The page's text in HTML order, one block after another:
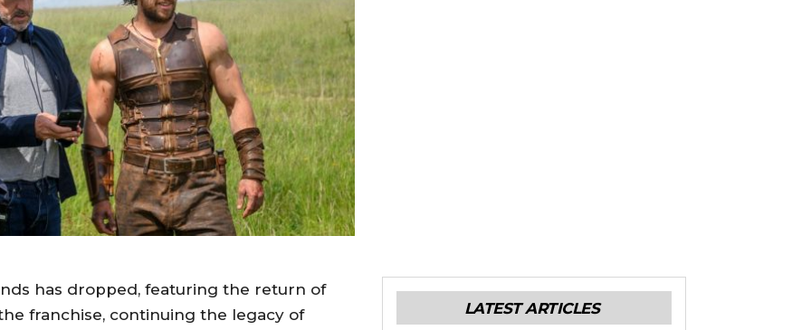
has dropped, featuring the return of
franchise, continuing the legacy of
LATEST ARTICLES